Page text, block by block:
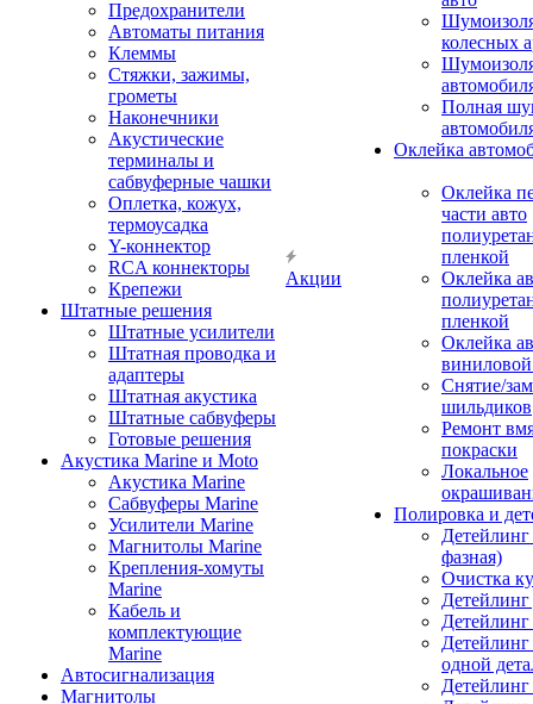
Предохранители
Автоматы питания
Клеммы
Стяжки, зажимы,
грометы
Наконечники
Акустические
терминалы и
сабвуферные чашки
Оплетка, кожух,
термоусадка
Y-коннектор
RCA коннекторы
Крепежи
Штатные решения
Штатные усилители
Штатная проводка и
адаптеры
Штатная акустика
Штатные сабвуферы
Готовые решения
Акустика Marine и Moto
Акустика Marine
Сабвуферы Marine
Усилители Marine
Магнитолы Marine
Крепления-хомуты
Marine
Кабель и
комплектующие
Marine
Автосигнализация
Магнитолы
Акции
колесных
Полная
Оклейка
Оклейка
части авто
пленкой
Оклейка
пленкой
Оклейка
Снятие/
шильдиков
Ремонт
покраски
Локальное
Полировка и
фазная)
Очистка
Детейлинг
одной